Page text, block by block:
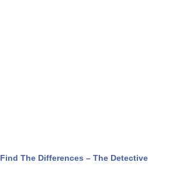
Find The Differences – The Detective